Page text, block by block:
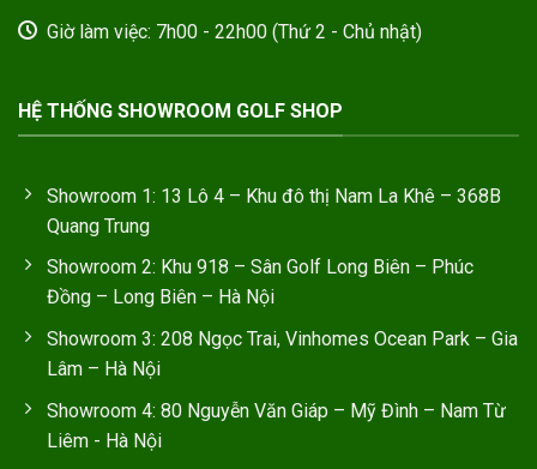
Giờ làm việc: 7h00 - 22h00 (Thứ 2 - Chủ nhật)
HỆ THỐNG SHOWROOM GOLF SHOP
Showroom 1: 13 Lô 4 – Khu đô thị Nam La Khê – 368B
Quang Trung
Showroom 2: Khu 918 – Sân Golf Long Biên – Phúc
Đồng – Long Biên – Hà Nội
Showroom 3: 208 Ngọc Trai, Vinhomes Ocean Park – Gia
Lâm – Hà Nội
Showroom 4: 80 Nguyễn Văn Giáp – Mỹ Đình – Nam Từ
Liêm - Hà Nội